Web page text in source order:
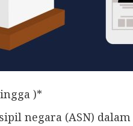
)*
negara (ASN)